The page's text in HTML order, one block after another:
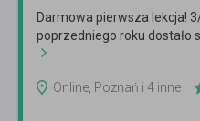
Darmowa pierwsza lekcja!
poprzedniego roku dostało
Online, Poznań i 4 inne